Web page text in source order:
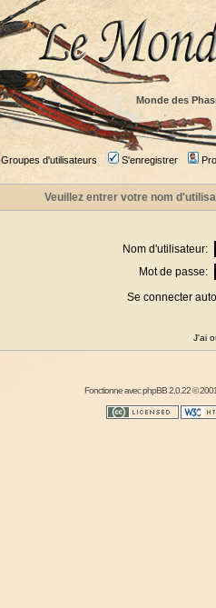
Monde des
Groupes d'utilisateurs S'enregistrer
Veuillez entrer votre nom
Nom d'utilisateur:
Mot de passe:
Se connecter
J'ai
Fonctionne avecphpBB2.0.22 ©